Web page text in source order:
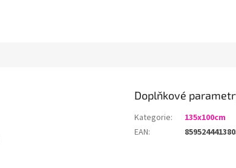
Doplňkové
Kategorie:
135x100cm
EAN: